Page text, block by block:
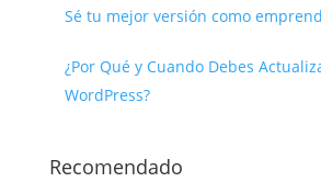
Sé tu mejor versión como
¿Por Qué y Cuando Debes
WordPress?
Recomendado